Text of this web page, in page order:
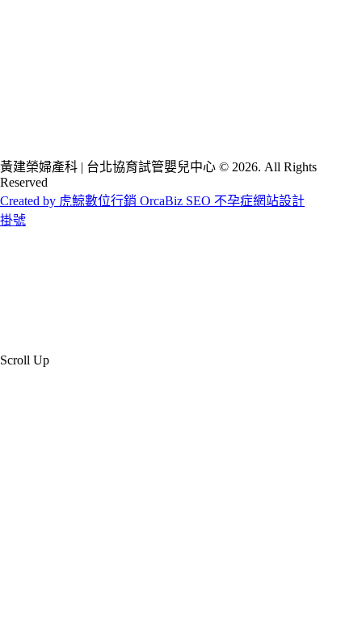
黃建榮婦產科 | 台北協育試管嬰兒中心 © 2026. All Rights
Reserved
Created by 虎鯨數位行銷 OrcaBiz SEO 不孕症網站設計
掛號
Scroll Up